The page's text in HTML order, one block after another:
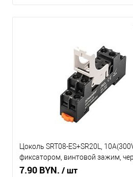
Цоколь SRT08-ES+SR20L,
фиксатором, винтовой зажим,
рейку DIN35/панель для RT
7.90 BYN. / шт